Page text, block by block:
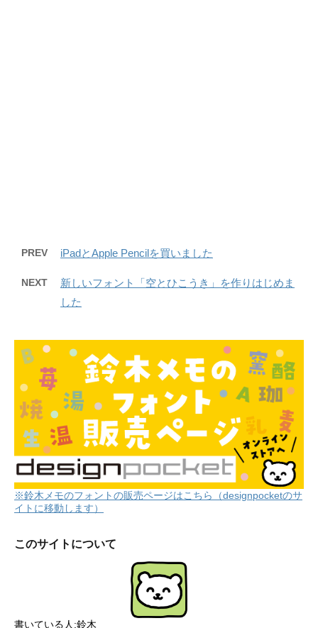
PREV iPadとApple Pencilを買いました
NEXT
新しいフォント「空とひこうき」を作りはじめま
した
※鈴木メモのフォントの販売ページはこちら（designpocketのサ
イトに移動します）
このサイトについて
書いている人:鈴木